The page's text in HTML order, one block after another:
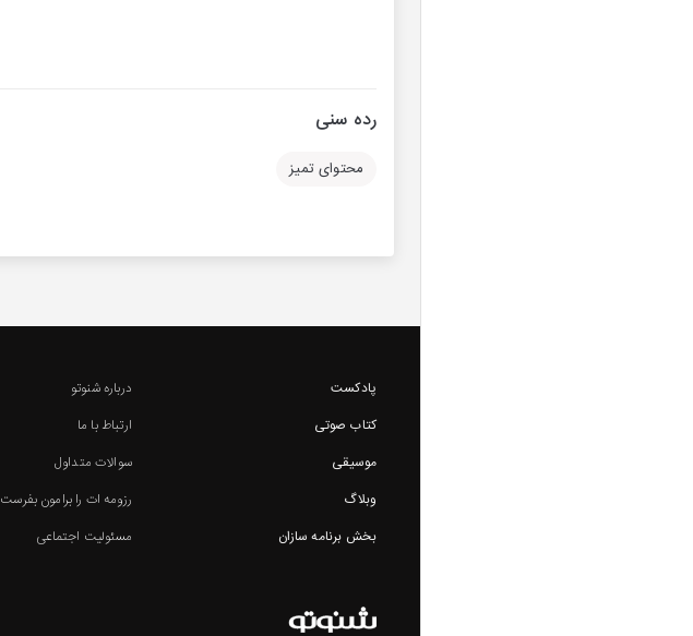
رده سنی
محتوای تمیز
پادکست
کتاب صوتی
موسیقی
وبلاگ
بخش برنامه سازان
درباره شنوتو
ارتباط با ما
سوالات متداول
رزومه ات را برامون بفرست
مسئولیت اجتماعی